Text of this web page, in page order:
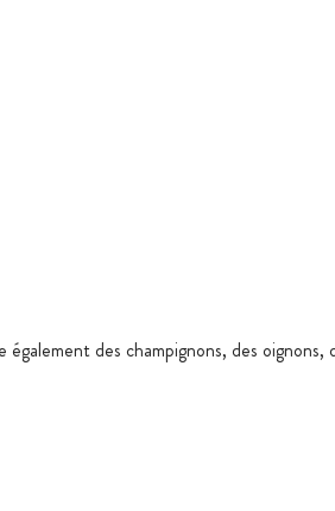
des champignons, des